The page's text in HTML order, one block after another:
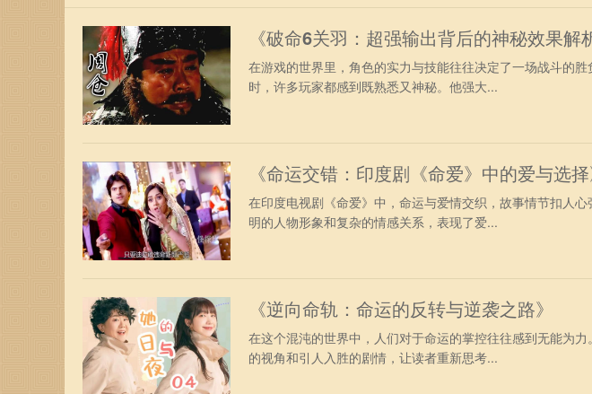
五，开启一段新的旅程，迎接更美好的未来。《破命6关羽：超强输出背后的神秘效果解
在游戏的世界里，角色的实力与技能往往决定了一场战斗的
时，许多玩家都感到既熟悉又神秘。他强大...
《命运交错：印度剧《命爱》中的爱与选择
在印度电视剧《命爱》中，命运与爱情交织，故事情节扣人
明的人物形象和复杂的情感关系，表现了爱...
《逆向命轨：命运的反转与逆袭之路》
在这个混沌的世界中，人们对于命运的掌控往往感到无能为
的视角和引人入胜的剧情，让读者重新思考...